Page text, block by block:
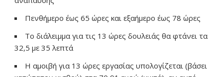
Πενθήμερο έως 65 ώρες και εξαήμερο έως 78 ώρες
Το διάλειμμα για τις 13 ώρες δουλειάς θα φτάνει τα
32,5 με 35 λεπτά
Η αμοιβή για 13 ώρες εργασίας υπολογίζεται (βάσει